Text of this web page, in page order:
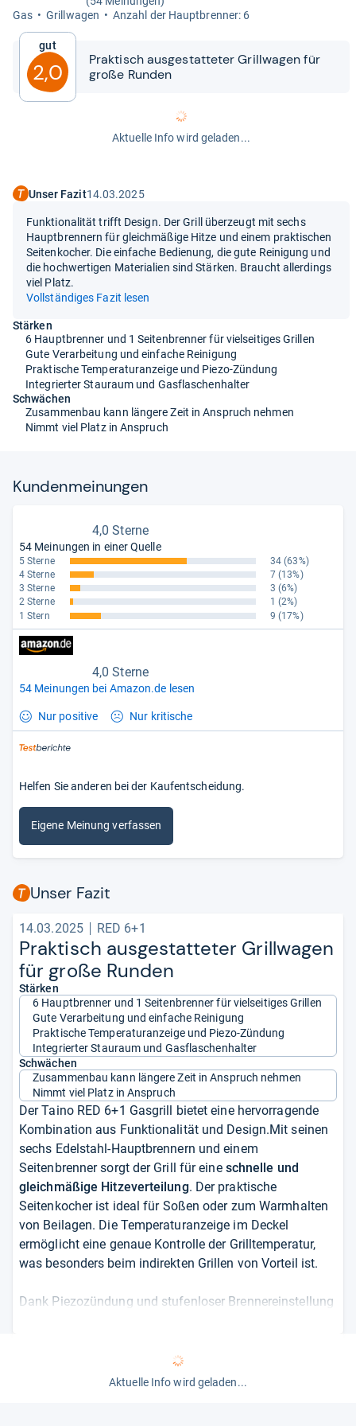
Gas
Grill­wa­gen Anzahl der Haupt­bren­ner: 6
Gut
2,0
Prak­tisch aus­ge­stat­te­ter Grill­wa­gen für
große Run­den
Aktuelle Info wird geladen...
Unser Fazit14.03.2025
Funktionalität trifft Design. Der Grill überzeugt mit sechs
Hauptbrennern für gleichmäßige Hitze und einem praktischen
Seitenkocher. Die einfache Bedienung, die gute Reinigung und
die hochwertigen Materialien sind Stärken. Braucht allerdings
viel Platz.
Vollständiges Fazit lesen
Stärken
6 Hauptbrenner und 1 Seitenbrenner für vielseitiges Grillen
Gute Verarbeitung und einfache Reinigung
Praktische Temperaturanzeige und Piezo-Zündung
Integrierter Stauraum und Gasflaschenhalter
Schwächen
Zusammenbau kann längere Zeit in Anspruch nehmen
Nimmt viel Platz in Anspruch
Kun­den­mei­nun­gen
4,0 Sterne
54 Meinungen in einer Quelle
5 Sterne 34 (63%)
4 Sterne
7 (13%)
3 Sterne
3 (6%)
2 Sterne
1 (2%)
1 Stern
9 (17%)
4,0 Sterne
54 Meinungen bei Amazon.de lesen
Nur positive Nur kritische
Helfen Sie anderen bei der Kaufentscheidung.
Eigene Meinung verfassen
Unser Fazit
14.03.2025 RED 6+1
Prak­tisch aus­ge­stat­te­ter Grill­wa­gen
für große Run­den
Stärken
6 Hauptbrenner und 1 Seitenbrenner für vielseitiges Grillen
Gute Verarbeitung und einfache Reinigung
Praktische Temperaturanzeige und Piezo-Zündung
Integrierter Stauraum und Gasflaschenhalter
Schwächen
Zusammenbau kann längere Zeit in Anspruch nehmen
Nimmt viel Platz in Anspruch
Der Taino RED 6+1 Gasgrill bietet eine hervorragende
Kombination aus Funktionalität und Design.Mit seinen
sechs Edelstahl-Hauptbrennern und einem
Seitenbrenner sorgt der Grill für eine schnelle und
gleichmäßige Hitzeverteilung. Der praktische
Seitenkocher ist ideal für Soßen oder zum Warmhalten
von Beilagen. Die Temperaturanzeige im Deckel
ermöglicht eine genaue Kontrolle der Grilltemperatur,
was besonders beim indirekten Grillen von Vorteil ist.
Dank Piezozündung und stufenloser Brennereinstellung
integrierten Gasflaschenhalter, Flaschenöffner und viel
Stauraum im Unterschrank. Die Reinigung wird durch
Aktuelle Info wird geladen...